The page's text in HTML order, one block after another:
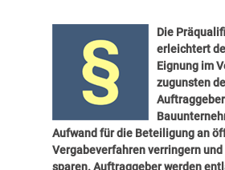
Die
erleichtert
Eignung im
zugunsten
Aufwand für die Beteiligung an
Vergabeverfahren verringern
sparen. Auftraggeber werden